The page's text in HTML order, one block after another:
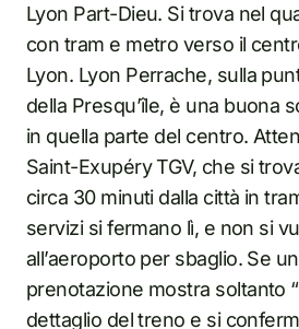
Lyon Part-Dieu. Si trova nel
con tram e metro verso il
Lyon. Lyon Perrache, sulla
della Presqu’île, è una buona
in quella parte del centro.
Saint-Exupéry TGV, che si
circa 30 minuti dalla città in
servizi si fermano lì, e non si
all’aeroporto per sbaglio. Se
prenotazione mostra soltanto
dettaglio del treno e si